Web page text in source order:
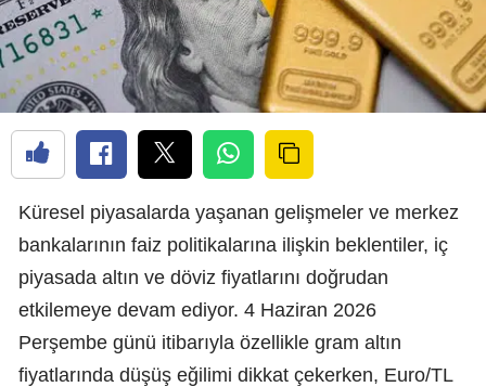
Küresel piyasalarda yaşanan gelişmeler ve merkez
bankalarının faiz politikalarına ilişkin beklentiler, iç
piyasada altın ve döviz fiyatlarını doğrudan
etkilemeye devam ediyor. 4 Haziran 2026
Perşembe günü itibarıyla özellikle gram altın
fiyatlarında düşüş eğilimi dikkat çekerken, Euro/TL